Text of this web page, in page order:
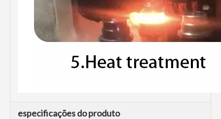
especificações do produto